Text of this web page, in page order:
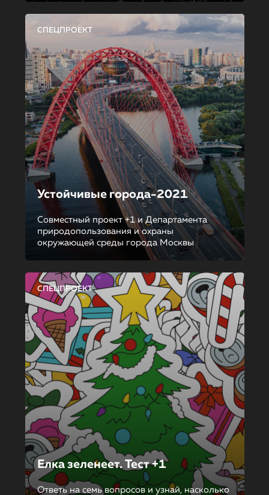
СПЕЦПРОЕКТ
Устойчивые города-2021
Совместный проект +1 и Департамента
природопользования и охраны
окружающей среды города Москвы
СПЕЦПРОЕКТ
Елка зеленеет. Тест +1
Ответь на семь вопросов и узнай, насколько